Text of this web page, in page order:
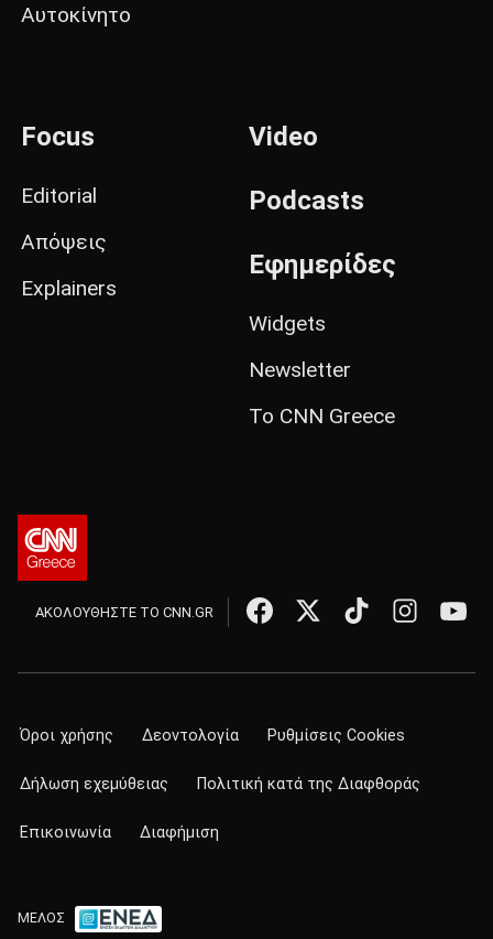
Αυτοκίνητο
Focus
Editorial
Απόψεις
Explainers
Video
Podcasts
Εφημερίδες
Widgets
Newsletter
Το CNN Greece
ΑΚΟΛΟΥΘΗΣΤΕ ΤΟ CNN.GR
Όροι χρήσης Δεοντολογία Ρυθμίσεις Cookies
Δήλωση εχεμύθειας Πολιτική κατά της Διαφθοράς
Επικοινωνία Διαφήμιση
ΜΕΛΟΣ